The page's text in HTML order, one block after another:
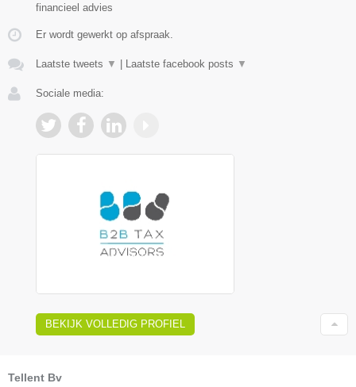
financieel advies
Er wordt gewerkt op afspraak.
Laatste tweets ▼ Laatste facebook posts ▼
Sociale media:
BEKIJK VOLLEDIG PROFIEL
Tellent Bv